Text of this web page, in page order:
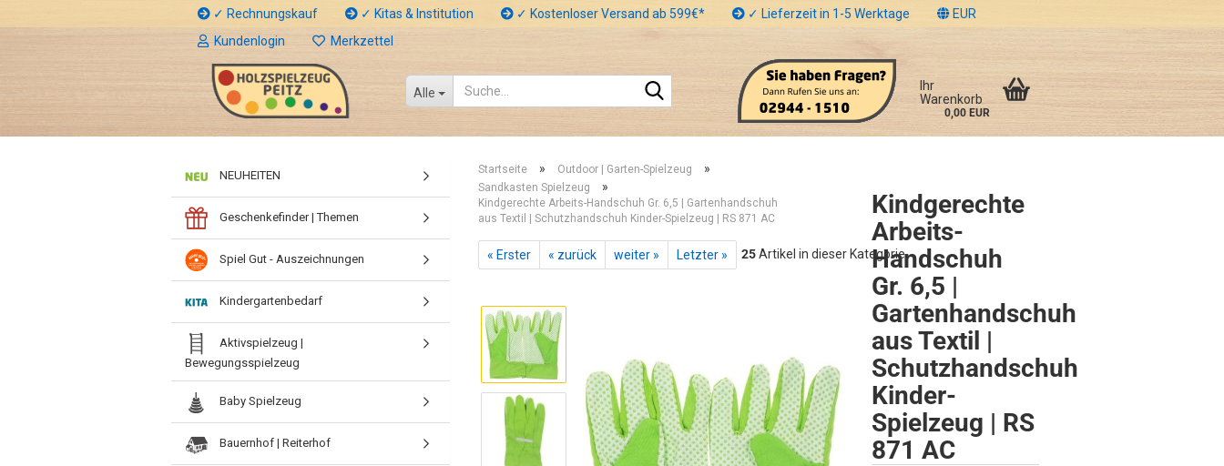
✓ Rechnungskauf ✓ Kitas & Institution ✓ Kostenloser Versand ab 599€* ✓ Lieferzeit in 1-5 Werktage
EUR
Kundenlogin
Merkzettel
Alle
Ihr
Warenkorb
0,00 EUR
Startseite » Outdoor | Garten-Spielzeug »
Sandkasten Spielzeug »
Kindgerechte Arbeits-Handschuh Gr. 6,5 | Gartenhandschuh
aus Textil | Schutzhandschuh Kinder-Spielzeug | RS 871 AC
« Erster « zurück weiter » Letzter » 25Artikel in dieser Kategorie
Kindgerechte
Arbeits-
Handschuh
Gr. 6,5 |
Gartenhandschuh
aus Textil |
Schutzhandschuh
Kinder-
Spielzeug | RS
871 AC
NEUHEITEN
Geschenkefinder | Themen
Spiel Gut - Auszeichnungen
Kindergartenbedarf
Aktivspielzeug |
Bewegungsspielzeug
Baby Spielzeug
Bauernhof | Reiterhof